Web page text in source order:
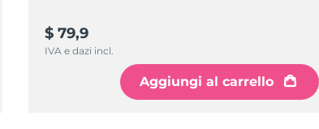
$ 79,9
IVA e dazi incl.
Aggiungi al carrello